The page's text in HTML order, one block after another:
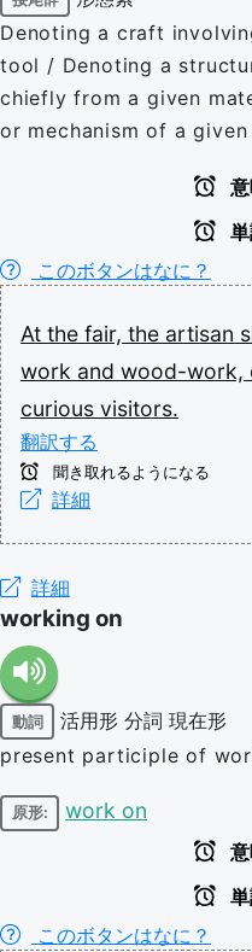
Denoting a craft
tool / Denoting a
chiefly from a given
or mechanism of a
このボタンはなに？
At the fair, the artisan
work and wood-work,
curious visitors.
翻訳する
聞き取れるようになる
詳細
詳細
working on
動詞 活用形 分詞 現在形
present participle of
原形: work on
このボタンはなに？